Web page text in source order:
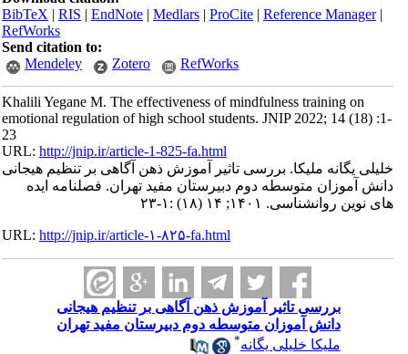
BibTeX|RIS|EndNote|Medlars|ProCite|Reference Manager
RefWorks
Send citation to:
Mendeley
Zotero RefWorks
Khalili Yegane M. The effectiveness of mindfulness training on
emotional regulation of high school students. JNIP 2022; 14 (18) :1-
23
URL:http://jnip.ir/article-1-825-fa.html
خلیلی یگانه ملیکا. بررسی تاثیر آموزش ذهن آگاهی بر تنظیم هیجانی
دانش آموزان متوسطه دوم دبیرستان مفید تهران. فصلنامه ایده
های نوین روانشناسی. ۱۴۰۱; ۱۴ (۱۸) :۱-۲۳
URL:http://jnip.ir/article-۱-۸۲۵-fa.html
بررسی تاثیر آموزش ذهن آگاهی بر تنظیم هیجانی
دانش آموزان متوسطه دوم دبیرستان مفید تهران
ملیکا خلیلی یگانه*